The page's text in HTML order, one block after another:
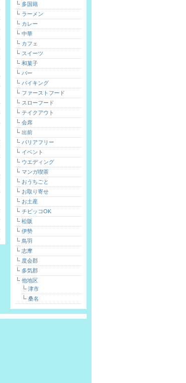
多国籍
ラーメン
カレー
中華
カフェ
スイーツ
和菓子
バー
バイキング
ファーストフード
スローフード
テイクアウト
会席
出前
バリアフリー
イベント
ウエディング
マンガ喫茶
おうちごと
お取り寄せ
お土産
チビッコOK
松阪
伊勢
鳥羽
志摩
度会郡
多気郡
他地区
津市
桑名